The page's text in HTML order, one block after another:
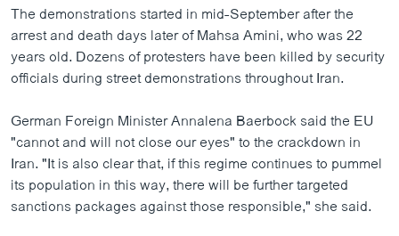
The demonstrations started in mid-September after the
arrest and death days later of Mahsa Amini, who was 22
years old. Dozens of protesters have been killed by security
officials during street demonstrations throughout Iran.
German Foreign Minister Annalena Baerbock said the EU
"cannot and will not close our eyes" to the crackdown in
Iran. "It is also clear that, if this regime continues to pummel
its population in this way, there will be further targeted
sanctions packages against those responsible," she said.